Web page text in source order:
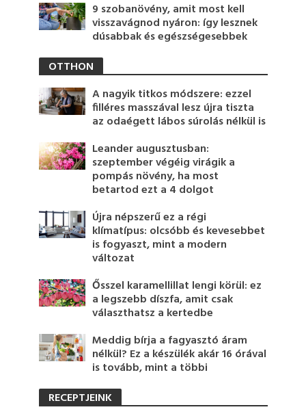
9 szobanövény, amit most kell
visszavágnod nyáron: így lesznek
dúsabbak és egészségesebbek
OTTHON
A nagyik titkos módszere: ezzel
filléres masszával lesz újra tiszta
az odaégett lábos súrolás nélkül is
Leander augusztusban:
szeptember végéig virágik a
pompás növény, ha most
betartod ezt a 4 dolgot
Újra népszerű ez a régi
klímatípus: olcsóbb és kevesebbet
is fogyaszt, mint a modern
változat
Ősszel karamellillat lengi körül: ez
a legszebb díszfa, amit csak
választhatsz a kertedbe
Meddig bírja a fagyasztó áram
nélkül? Ez a készülék akár 16 órával
is tovább, mint a többi
RECEPTJEINK